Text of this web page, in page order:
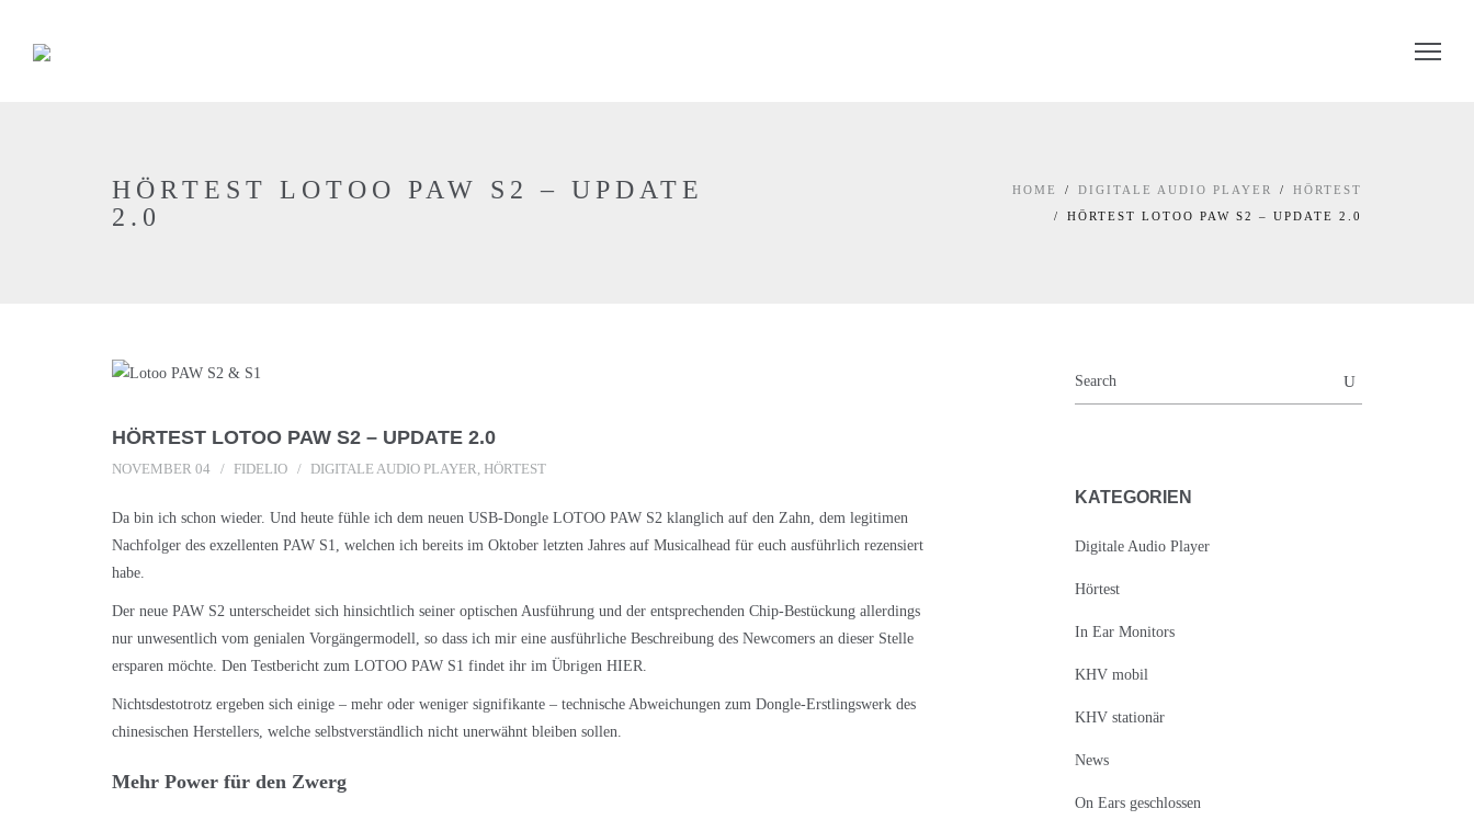
HÖRTEST LOTOO PAW S2 – UPDATE
2.0
HOME DIGITALE AUDIO PLAYER
HÖRTEST
HÖRTEST LOTOO PAW S2 – UPDATE 2.0
HÖRTEST LOTOO PAW S2 – UPDATE 2.0
NOVEMBER 04 FIDELIO DIGITALE AUDIO PLAYER, HÖRTEST
Da bin ich schon wieder. Und heute fühle ich dem neuen USB-Dongle LOTOO PAW S2 klanglich auf den Zahn, dem legitimen
Nachfolger des exzellenten PAW S1, welchen ich bereits im Oktober letzten Jahres auf Musicalhead für euch ausführlich rezensiert
habe.
Der neue PAW S2 unterscheidet sich hinsichtlich seiner optischen Ausführung und der entsprechenden Chip-Bestückung allerdings
nur unwesentlich vom genialen Vorgängermodell, so dass ich mir eine ausführliche Beschreibung des Newcomers an dieser Stelle
ersparen möchte. Den Testbericht zum LOTOO PAW S1 findet ihr im Übrigen HIER.
Nichtsdestotrotz ergeben sich einige – mehr oder weniger signifikante – technische Abweichungen zum Dongle-Erstlingswerk des
chinesischen Herstellers, welche selbstverständlich nicht unerwähnt bleiben sollen.
Mehr Power für den Zwerg
KATEGORIEN
Digitale Audio Player
Hörtest
In Ear Monitors
KHV mobil
KHV stationär
News
On Ears geschlossen